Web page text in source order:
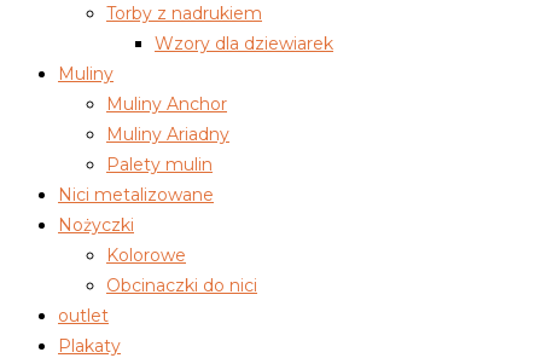
Torby z nadrukiem
Wzory dla dziewiarek
Muliny
Muliny Anchor
Muliny Ariadny
Palety mulin
Nici metalizowane
Nożyczki
Kolorowe
Obcinaczki do nici
outlet
Plakaty